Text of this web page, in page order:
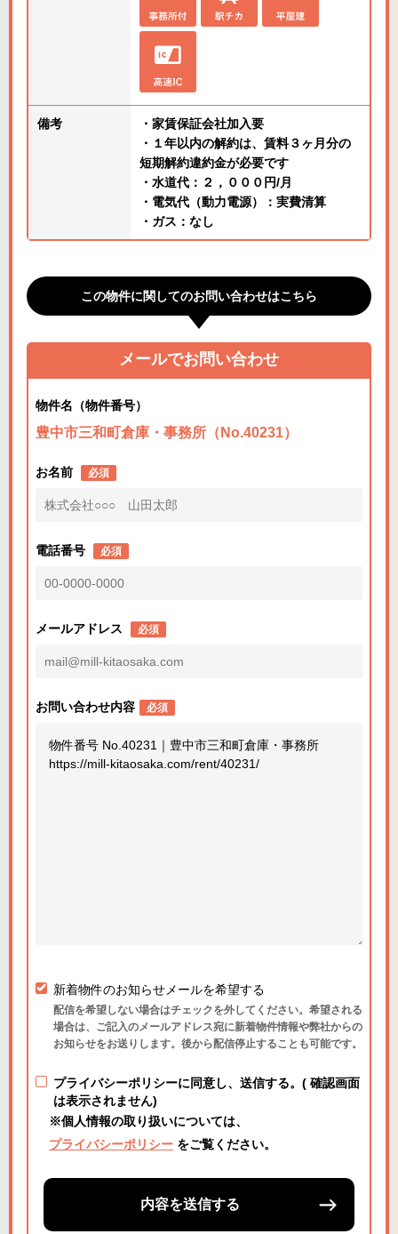
備考
・家賃保証会社加入要
・１年以内の解約は、賃料３ヶ月分の
短期解約違約金が必要です
・水道代：２，０００円/月
・電気代（動力電源）：実費清算
・ガス：なし
この物件に関してのお問い合わせはこちら
メールでお問い合わせ
物件名（物件番号）
豊中市三和町倉庫・事務所（No.40231）
お名前 必須
電話番号 必須
メールアドレス 必須
お問い合わせ内容 必須
新着物件のお知らせメールを希望する
配信を希望しない場合はチェックを外してください。希望される
場合は、ご記入のメールアドレス宛に新着物件情報や弊社からの
お知らせをお送りします。後から配信停止することも可能です。
プライバシーポリシーに同意し、送信する。( 確認画面
は表示されません)
※個人情報の取り扱いについては、
プライバシーポリシー をご覧ください。
内容を送信する